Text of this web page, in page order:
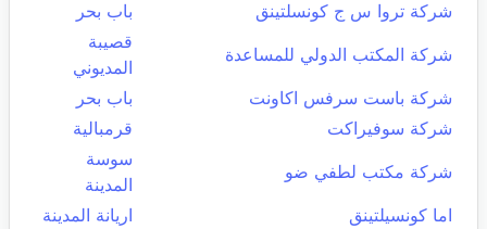
شركة تروا س ج كونسلتينق
باب بحر
شركة المكتب الدولي للمساعدة
قصيبة
المديوني
شركة باست سرفس اكاونت
باب بحر
شركة سوفيراكت
قرمبالية
شركة مكتب لطفي ضو
سوسة
المدينة
اما كونسيلتينق
اريانة المدينة